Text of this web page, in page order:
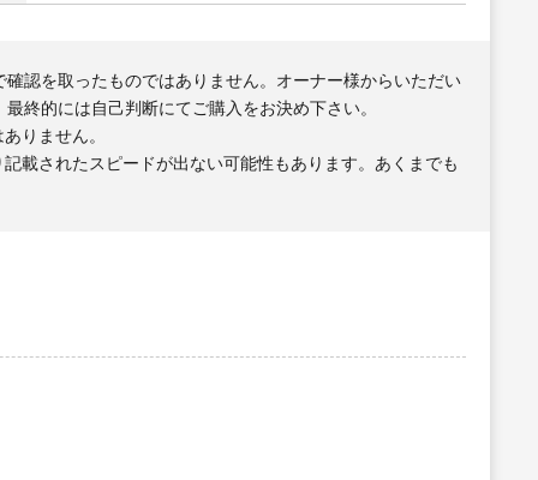
認を取ったものではありません。オーナー様からいただい
終的には自己判断にてご購入をお決め下さい。
りません。
載されたスピードが出ない可能性もあります。あくまでも